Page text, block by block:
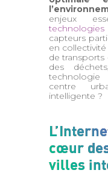
enjeux
capteurs
en
de transports
des
technologie
centre
intelligente ?
cœur
villes